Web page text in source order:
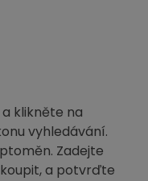
klikněte na
vyhledávání.
Zadejte
a potvrďte